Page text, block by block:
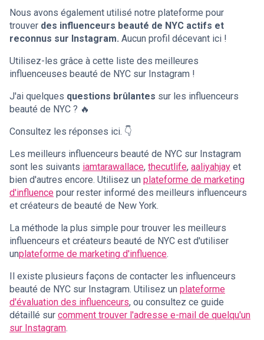
Nous avons également utilisé notre plateforme pour
trouver des influenceurs beauté de NYC actifs et
reconnus sur Instagram. Aucun profil décevant ici !
Utilisez-les grâce à cette liste des meilleures
influenceuses beauté de NYC sur Instagram !
J'ai quelques questions brûlantes sur les influenceurs
beauté de NYC ? 🔥
Consultez les réponses ici. 👇
Les meilleurs influenceurs beauté de NYC sur Instagram
sont les suivants iamtarawallace, thecutlife, aaliyahjay et
bien d'autres encore. Utilisez un plateforme de marketing
d'influence pour rester informé des meilleurs influenceurs
et créateurs de beauté de New York.
La méthode la plus simple pour trouver les meilleurs
influenceurs et créateurs beauté de NYC est d'utiliser
unplateforme de marketing d'influence.
Il existe plusieurs façons de contacter les influenceurs
beauté de NYC sur Instagram. Utilisez un plateforme
d'évaluation des influenceurs, ou consultez ce guide
détaillé sur comment trouver l'adresse e-mail de quelqu'un
sur Instagram.